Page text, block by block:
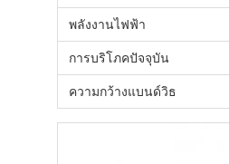
พลังงานไฟฟ้า
การบริโภคปัจจุบัน
ความกว้างแบนด์วิธ